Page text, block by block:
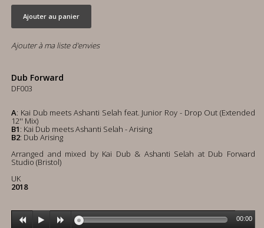
Ajouter au panier
Ajouter à ma liste d'envies
Dub Forward
DF003
A: Kai Dub meets Ashanti Selah feat. Junior Roy - Drop Out (Extended
12'' Mix)
B1: Kai Dub meets Ashanti Selah - Arising
B2: Dub Arising
Arranged and mixed by Kai Dub & Ashanti Selah at Dub Forward
Studio (Bristol)
UK
2018
00:00